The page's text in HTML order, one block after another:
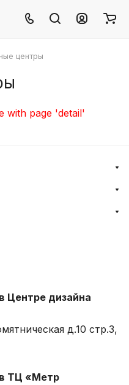
центры
with page 'detail'
Центре дизайна
д.10 стр.3,
ТЦ «Метр